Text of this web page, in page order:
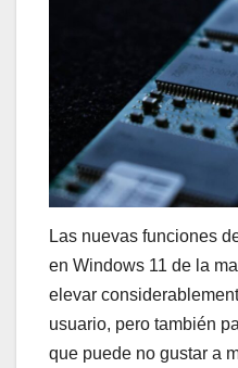
Las nuevas funciones
en Windows 11 de la
elevar
usuario, pero también
que puede no gustar a